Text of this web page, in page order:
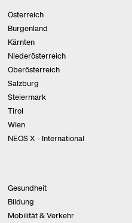
Österreich
Burgenland
Kärnten
Niederösterreich
Oberösterreich
Salzburg
Steiermark
Tirol
Wien
NEOS X - International
Gesundheit
Bildung
Mobilität & Verkehr